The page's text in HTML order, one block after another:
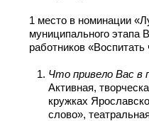
1 место в номинации
муниципального этапа
работников
Что привело Вас в
Активная,
кружках
слово»,